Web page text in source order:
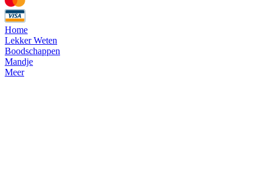
Home
Lekker Weten
Boodschappen
Mandje
Meer